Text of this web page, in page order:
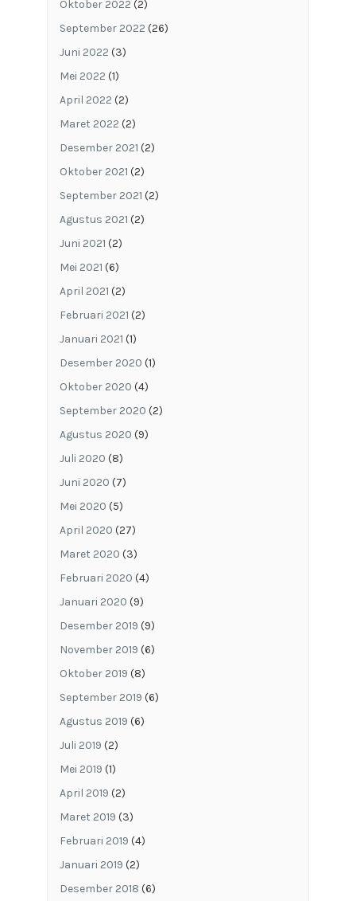
Oktober 2022 (2)
September 2022 (26)
Juni 2022 (3)
Mei 2022 (1)
April 2022 (2)
Maret 2022 (2)
Desember 2021 (2)
Oktober 2021 (2)
September 2021 (2)
Agustus 2021 (2)
Juni 2021 (2)
Mei 2021 (6)
April 2021 (2)
Februari 2021 (2)
Januari 2021 (1)
Desember 2020 (1)
Oktober 2020 (4)
September 2020 (2)
Agustus 2020 (9)
Juli 2020 (8)
Juni 2020 (7)
Mei 2020 (5)
April 2020 (27)
Maret 2020 (3)
Februari 2020 (4)
Januari 2020 (9)
Desember 2019 (9)
November 2019 (6)
Oktober 2019 (8)
September 2019 (6)
Agustus 2019 (6)
Juli 2019 (2)
Mei 2019 (1)
April 2019 (2)
Maret 2019 (3)
Februari 2019 (4)
Januari 2019 (2)
Desember 2018 (6)